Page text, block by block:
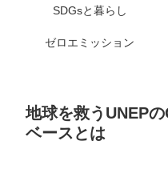
SDGsと暮らし
ゼロエミッション
地球を救うUNEP
ベースとは